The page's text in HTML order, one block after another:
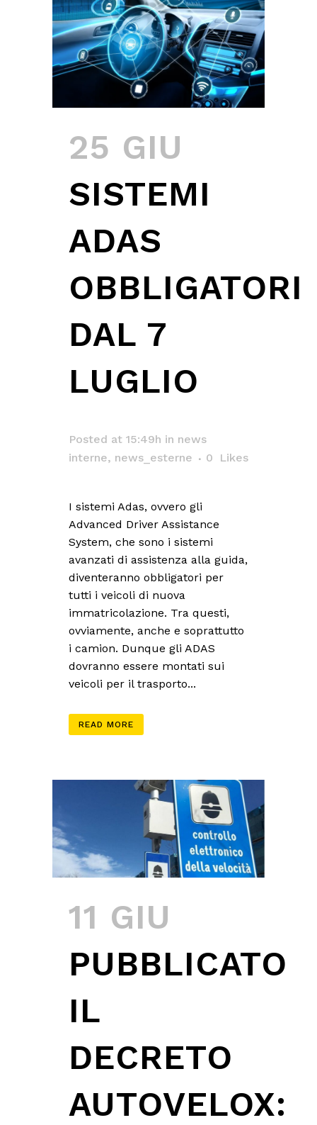
25 GIU
SISTEMI
ADAS
OBBLIGATORI
DAL 7
LUGLIO
Posted at 15:49h in news
interne, news_esterne 0 Likes
I sistemi Adas, ovvero gli
Advanced Driver Assistance
System, che sono i sistemi
avanzati di assistenza alla guida,
diventeranno obbligatori per
tutti i veicoli di nuova
immatricolazione. Tra questi,
ovviamente, anche e soprattutto
i camion. Dunque gli ADAS
dovranno essere montati sui
veicoli per il trasporto...
READ MORE
11 GIU
PUBBLICATO
IL
DECRETO
AUTOVELOX: